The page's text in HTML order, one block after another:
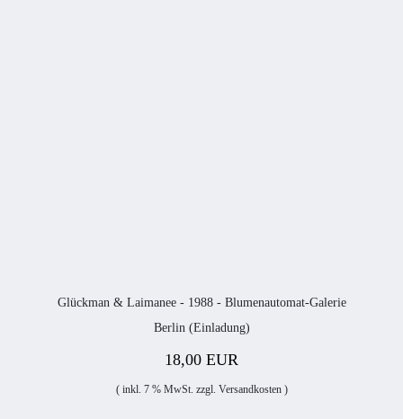
Glückman & Laimanee - 1988 - Blumenautomat-Galerie
Berlin (Einladung)
18,00 EUR
( inkl. 7 % MwSt. zzgl. Versandkosten)